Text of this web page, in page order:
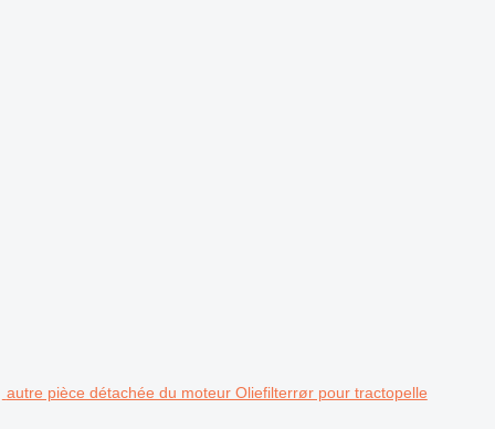
autre pièce détachée du moteur Oliefilterrør pour tractopelle